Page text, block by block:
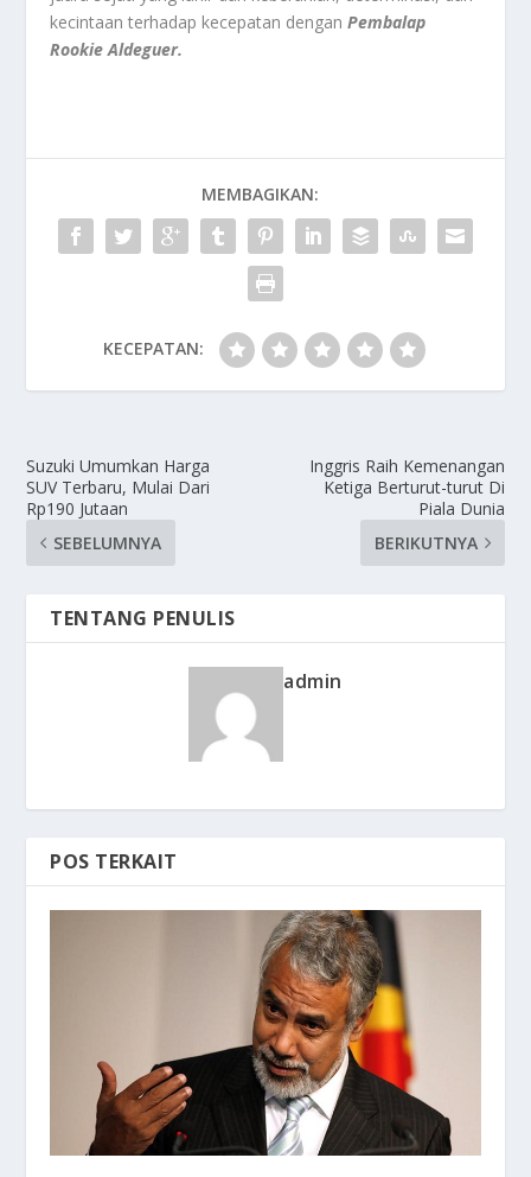
kecintaan terhadap kecepatan denganPembalap
Rookie Aldeguer.
MEMBAGIKAN:
KECEPATAN:
Suzuki Umumkan Harga
SUV Terbaru, Mulai Dari
Rp190 Jutaan
SEBELUMNYA
Inggris Raih Kemenangan
Ketiga Berturut-turut Di
Piala Dunia
BERIKUTNYA
TENTANG PENULIS
admin
POS TERKAIT